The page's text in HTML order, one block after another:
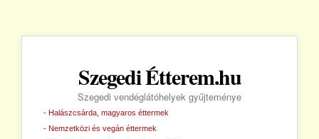
Szegedi Étterem.hu
Szegedi vendéglátóhelyek gyűjteménye
- Halászcsárda, magyaros éttermek
- Nemzetközi és vegán éttermek